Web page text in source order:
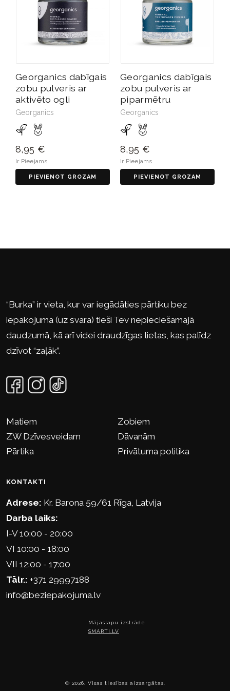
Georganics dabīgais
zobu pulveris ar
aktivēto ogli
Georganics
8,95 €
Ir Pieejams
PIEVIENOT GROZAM
Georganics dabīgais
zobu pulveris ar
piparmētru
Georganics
8,95 €
Ir Pieejams
PIEVIENOT GROZAM
“Burka” ir vieta, kur var iegādāties pārtiku bez
iepakojuma (uz svara) tieši Tev nepieciešamajā
daudzumā, kā arī videi draudzīgas lietas, kas palīdz
dzīvot “zaļāk”.
Matiem
Zobiem
ZW Dzīvesveidam
Dāvanām
Pārtika
Privātuma politika
KONTAKTI
Adrese: Kr. Barona 59/61 Rīga, Latvija
Darba laiks:
I-V 10:00 - 20:00
VI 10:00 - 18:00
VII 12:00 - 17:00
Tālr.: +371 29997188
info@beziepakojuma.lv
© 2026. Visas tiesības aizsargātas.
Mājaslapu izstrāde
SMARTI.LV